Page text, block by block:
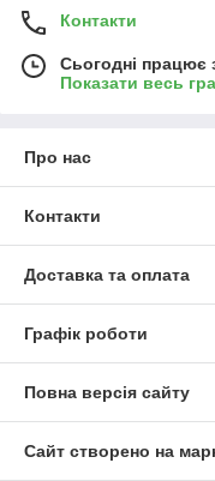
Контакти
Сьогодні працює
Показати весь
Про нас
Контакти
Доставка та оплата
Графік роботи
Повна версія сайту
Сайт створено на